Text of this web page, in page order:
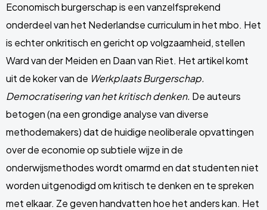
Economisch burgerschap is een vanzelfsprekend
onderdeel van het Nederlandse curriculum in het mbo. Het
is echter onkritisch en gericht op volgzaamheid, stellen
Ward van der Meiden en Daan van Riet. Het artikel komt
uit de koker van de Werkplaats Burgerschap.
Democratisering van het kritisch denken. De auteurs
betogen (na een grondige analyse van diverse
methodemakers) dat de huidige neoliberale opvattingen
over de economie op subtiele wijze in de
onderwijsmethodes wordt omarmd en dat studenten niet
worden uitgenodigd om kritisch te denken en te spreken
met elkaar. Ze geven handvatten hoe het anders kan. Het